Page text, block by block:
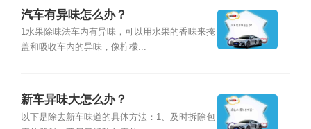
汽车有异味怎么办？
1水果除味法车内有异味，可以用水果的香味来掩
盖和吸收车内的异味，像柠檬...
新车异味大怎么办？
以下是除去新车味道的具体方法：1、及时拆除包